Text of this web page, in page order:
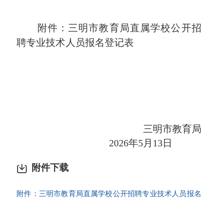
附件 ：三明市教育局直属学校公开招
聘专业技术人员报名登记表
三明市教育局
2026年5月 13日
附件下载
附件：三明市教育局直属学校公开招聘专业技术人员报名